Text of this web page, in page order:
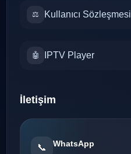
⚖ Kullanıcı Sözleşmesi
🤖 IPTV Player
İletişim
📞
WhatsApp